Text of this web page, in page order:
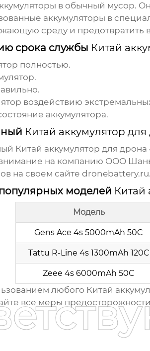
в обычный мусор.
аккумуляторы в
среду и
срока службы Китай
полностью.
воздействию
аккумулятора.
Китай аккумулятор
Китай аккумулятор для дрона
на компанию ООО
на своем сайте dronebattery.ru.
моделей Китай
Модель
Gens Ace 4s 5000mAh 50C
Tattu R-Line 4s 1300mAh 120C
Zeee 4s 6000mAh 50C
любого Китай
все меры